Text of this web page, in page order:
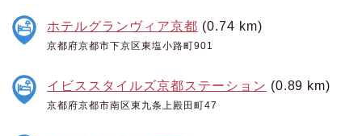
ホテルグランヴィア京都 (0.74 km)
京都府京都市下京区東塩小路町901
イビススタイルズ京都ステーション (0.89 km)
京都府京都市南区東九条上殿田町47